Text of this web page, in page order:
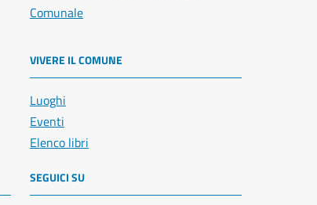
Comunale
VIVERE IL COMUNE
Luoghi
Eventi
Elenco libri
SEGUICI SU